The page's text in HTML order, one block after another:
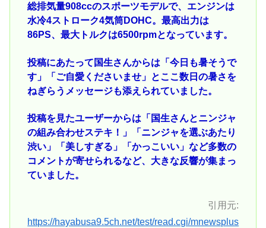
総排気量908ccのスポーツモデルで、エンジンは
水冷4ストローク4気筒DOHC。最高出力は
86PS、最大トルクは6500rpmとなっています。
投稿にあたって国生さんからは「今日も暑そうで
す」「ご自愛くださいませ」とここ数日の暑さを
ねぎらうメッセージも添えられていました。
投稿を見たユーザーからは「国生さんとニンジャ
の組み合わせステキ！」「ニンジャを選ぶあたり
渋い」「美しすぎる」「かっこいい」など多数の
コメントが寄せられるなど、大きな反響が集まっ
ていました。
引用元:
https://hayabusa9.5ch.net/test/read.cgi/mnewsplus